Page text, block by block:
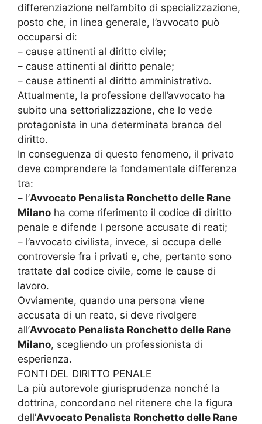
differenziazione nell’ambito di specializzazione,
posto che, in linea generale, l’avvocato può
occuparsi di:
– cause attinenti al diritto civile;
– cause attinenti al diritto penale;
– cause attinenti al diritto amministrativo.
Attualmente, la professione dell’avvocato ha
subito una settorializzazione, che lo vede
protagonista in una determinata branca del
diritto.
In conseguenza di questo fenomeno, il privato
deve comprendere la fondamentale differenza
tra:
– l’Avvocato Penalista Ronchetto delle Rane
Milano ha come riferimento il codice di diritto
penale e difende l persone accusate di reati;
– l’avvocato civilista, invece, si occupa delle
controversie fra i privati e, che, pertanto sono
trattate dal codice civile, come le cause di
lavoro.
Ovviamente, quando una persona viene
accusata di un reato, si deve rivolgere
all’Avvocato Penalista Ronchetto delle Rane
Milano, scegliendo un professionista di
esperienza.
FONTI DEL DIRITTO PENALE
La più autorevole giurisprudenza nonché la
dottrina, concordano nel ritenere che la figura
dell’Avvocato Penalista Ronchetto delle Rane